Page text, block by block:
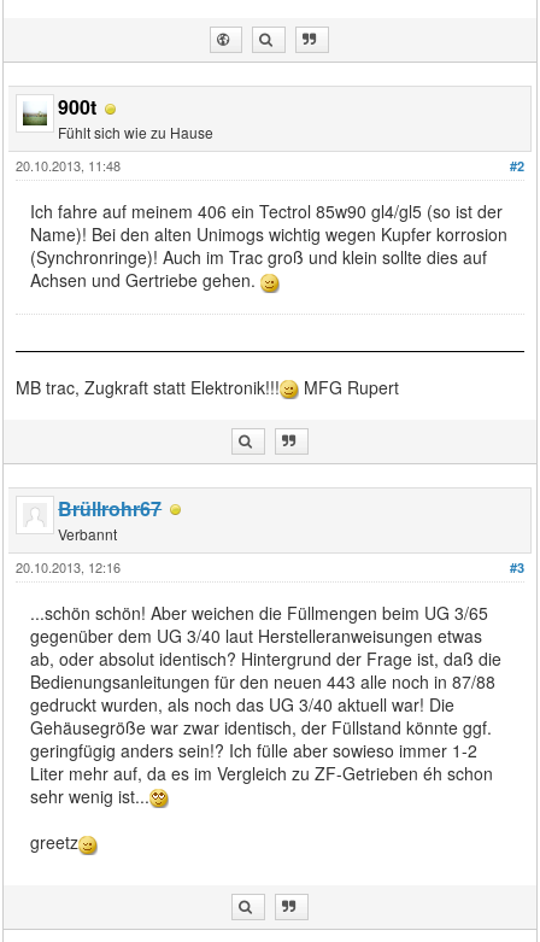
900t
Fühlt sich wie zu Hause
#2
20.10.2013, 11:48
Ich fahre auf meinem 406 ein Tectrol 85w90 gl4/gl5 (so ist der
Name)! Bei den alten Unimogs wichtig wegen Kupfer korrosion
(Synchronringe)! Auch im Trac groß und klein sollte dies auf
Achsen und Gertriebe gehen.
MB trac, Zugkraft statt Elektronik!!! MFG Rupert
Brüllrohr67
Verbannt
#3
20.10.2013, 12:16
...schön schön! Aber weichen die Füllmengen beim UG 3/65
gegenüber dem UG 3/40 laut Herstelleranweisungen etwas
ab, oder absolut identisch? Hintergrund der Frage ist, daß die
Bedienungsanleitungen für den neuen 443 alle noch in 87/88
gedruckt wurden, als noch das UG 3/40 aktuell war! Die
Gehäusegröße war zwar identisch, der Füllstand könnte ggf.
geringfügig anders sein!? Ich fülle aber sowieso immer 1-2
Liter mehr auf, da es im Vergleich zu ZF-Getrieben éh schon
sehr wenig ist...
greetz